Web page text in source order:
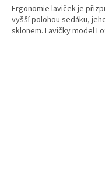
Ergonomie laviček je
vyšší polohou sedáku,
sklonem. Lavičky model